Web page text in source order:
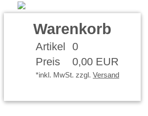
Warenkorb
Artikel
0
Preis
0,00 EUR
*inkl. MwSt. zzgl. Versand